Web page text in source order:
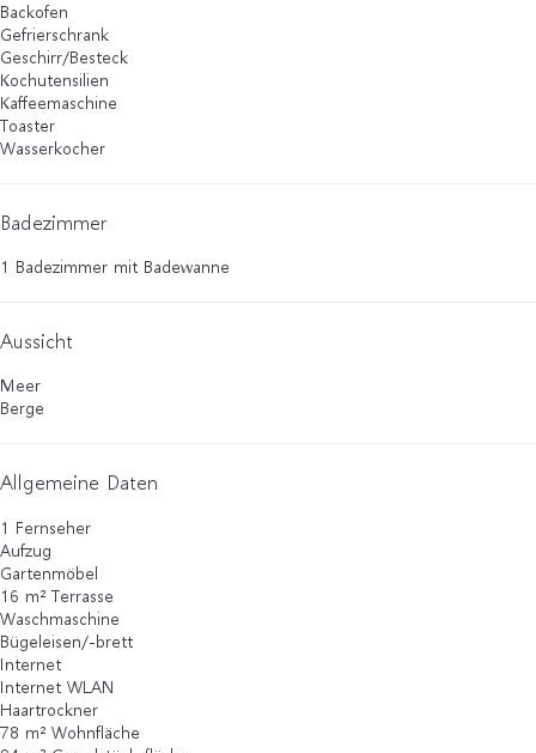
Backofen
Gefrierschrank
Geschirr/Besteck
Kochutensilien
Kaffeemaschine
Toaster
Wasserkocher
Badezimmer
1 Badezimmer mit Badewanne
Aussicht
Meer
Berge
Allgemeine Daten
1 Fernseher
Aufzug
Gartenmöbel
16 m² Terrasse
Waschmaschine
Bügeleisen/-brett
Internet
Internet WLAN
Haartrockner
78 m² Wohnfläche